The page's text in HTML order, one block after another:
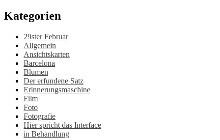
Kategorien
29ster Februar
Allgemein
Ansichtskarten
Barcelona
Blumen
Der erfundene Satz
Erinnerungsmaschine
Film
Foto
Fotografie
Hier spricht das Interface
in Behandlung